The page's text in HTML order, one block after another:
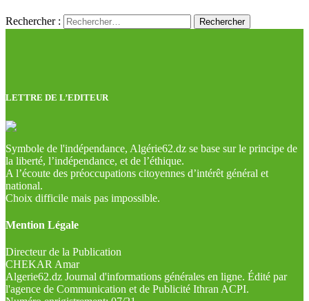
Rechercher :
LETTRE DE L’EDITEUR
Symbole de l'indépendance, Algérie62.dz se base sur le principe de
la liberté, l’indépendance, et de l’éthique.
A l’écoute des préoccupations citoyennes d’intérêt général et
national.
Choix difficile mais pas impossible.
Mention Légale
Directeur de la Publication
CHEKAR Amar
Algerie62.dz Journal d'informations générales en ligne. Édité par
l'agence de Communication et de Publicité Ithran ACPI.